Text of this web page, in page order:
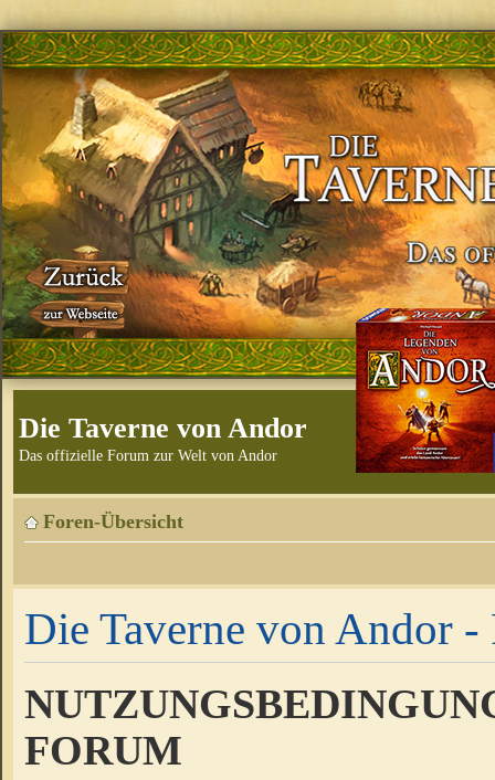
Die Taverne von Andor
Das offizielle Forum zur Welt von Andor
Foren-Übersicht
Die Taverne von Andor -
FORUM